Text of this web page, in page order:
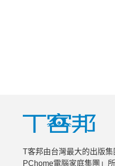
T客邦由台灣最大的出版
PChome電腦家庭集團」